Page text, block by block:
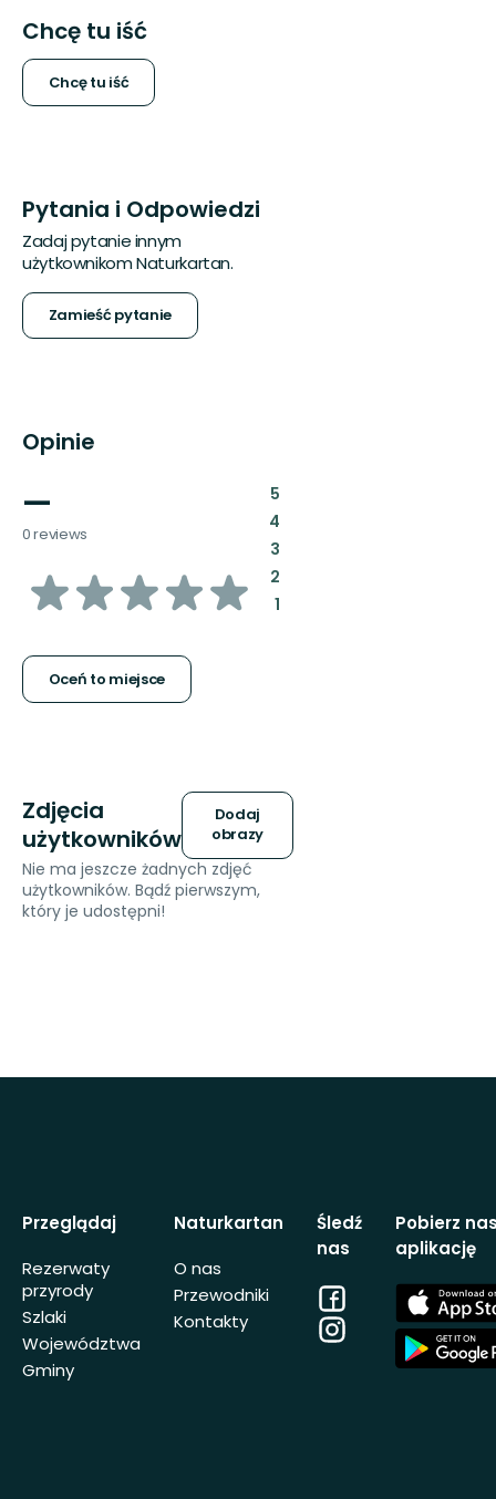
Chcę tu iść
Chcę tu iść
Pytania i Odpowiedzi
Zadaj pytanie innym
użytkownikom Naturkartan.
Zamieść pytanie
Opinie
—
0 reviews
z
gwiazdek
Oceń to miejsce
5:
4:
3:
2:
1:
Zdjęcia
użytkowników
Dodaj
obrazy
Nie ma jeszcze żadnych zdjęć
użytkowników. Bądź pierwszym,
który je udostępni!
Przeglądaj
Rezerwaty
przyrody
Szlaki
Województwa
Gminy
Naturkartan
O nas
Przewodniki
Kontakty
Śledź
nas
Facebook
Instagram
Pobierz
aplikację
App
Store
App
Store